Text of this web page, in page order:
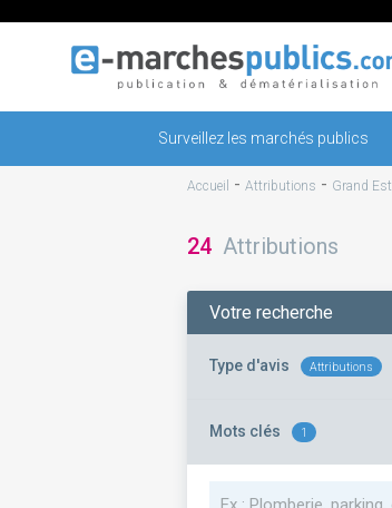
Surveillez les marchés publics
Accueil - Attributions - Grand Est
24 Attributions
Votre recherche
Type d'avis Attributions
Mots clés 1